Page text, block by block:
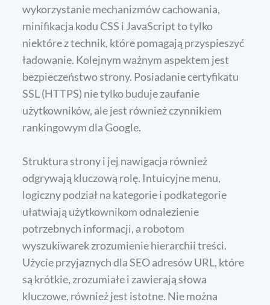
wykorzystanie mechanizmów cachowania,
minifikacja kodu CSS i JavaScript to tylko
niektóre z technik, które pomagają przyspieszyć
ładowanie. Kolejnym ważnym aspektem jest
bezpieczeństwo strony. Posiadanie certyfikatu
SSL (HTTPS) nie tylko buduje zaufanie
użytkowników, ale jest również czynnikiem
rankingowym dla Google.
Struktura strony i jej nawigacja również
odgrywają kluczową rolę. Intuicyjne menu,
logiczny podział na kategorie i podkategorie
ułatwiają użytkownikom odnalezienie
potrzebnych informacji, a robotom
wyszukiwarek zrozumienie hierarchii treści.
Użycie przyjaznych dla SEO adresów URL, które
są krótkie, zrozumiałe i zawierają słowa
kluczowe, również jest istotne. Nie można